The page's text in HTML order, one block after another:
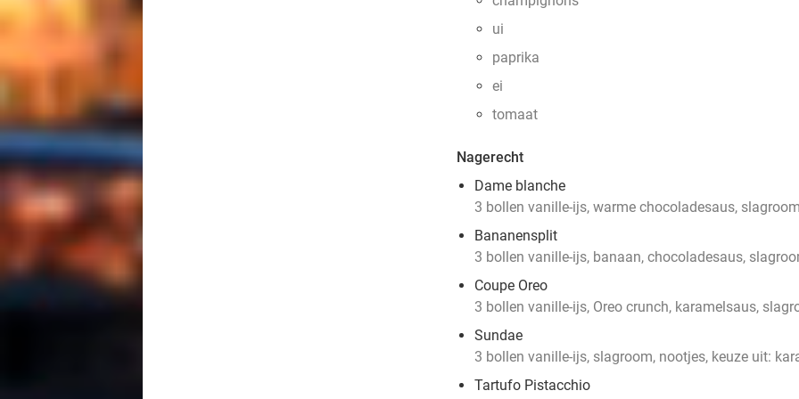
ui
paprika
ei
tomaat
Nagerecht
Dame blanche
3 bollen vanille-ijs, warme chocoladesaus,
Bananensplit
3 bollen vanille-ijs, banaan, chocoladesaus,
Coupe Oreo
3 bollen vanille-ijs, Oreo crunch, karamelsaus,
Sundae
3 bollen vanille-ijs, slagroom, nootjes, keuze uit:
Tartufo Pistacchio